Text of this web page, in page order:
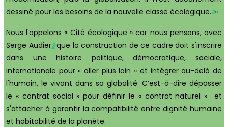
dessiné pour les besoins de la nouvelle classe écologique.2»
Nous l'appelons « Cité écologique » car nous pensons, avec
Serge Audier3 que la construction de ce cadre doit s'inscrire
dans une histoire politique, démocratique, sociale,
internationale pour « aller plus loin » et intégrer au-delà de
l'humain, le vivant dans sa globalité. C’est-à-dire dépasser
le « contrat social » pour définir le « contrat naturel » et
s'attacher à garantir la compatibilité entre dignité humaine
et habitabilité de la planète.